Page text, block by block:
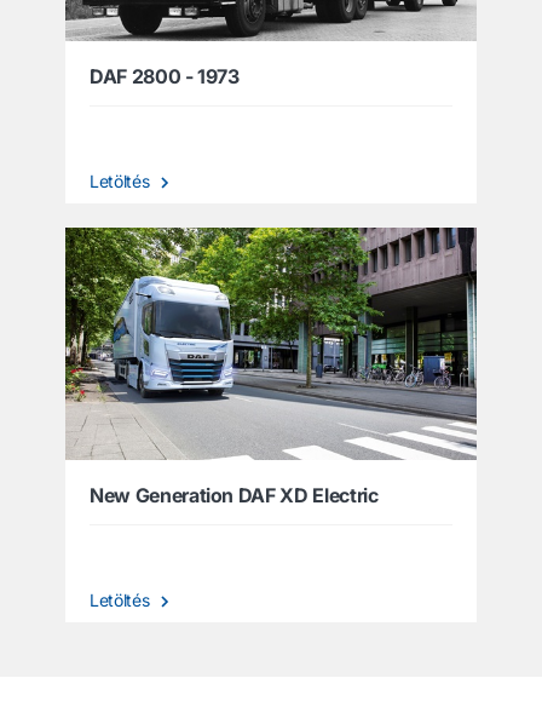
DAF 2800 - 1973
Letöltés
New Generation DAF XD Electric
Letöltés